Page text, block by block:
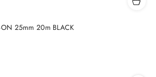
25mm 20m BLACK